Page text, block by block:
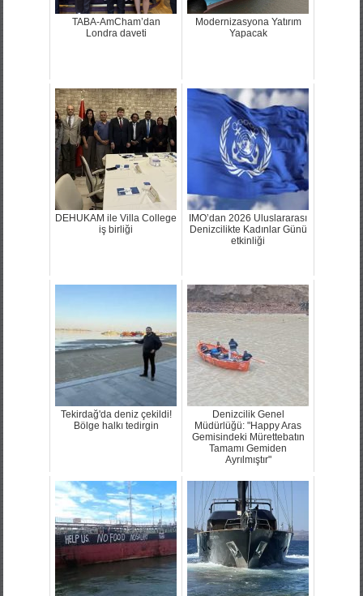
TABA-AmCham’dan
Londra daveti
Modernizasyona Yatırım
Yapacak
DEHUKAM ile Villa College
iş birliği
IMO’dan 2026 Uluslararası
Denizcilikte Kadınlar Günü
etkinliği
Tekirdağ'da deniz çekildi!
Bölge halkı tedirgin
Denizcilik Genel
Müdürlüğü: "Happy Aras
Gemisindeki Mürettebatın
Tamamı Gemiden
Ayrılmıştır"